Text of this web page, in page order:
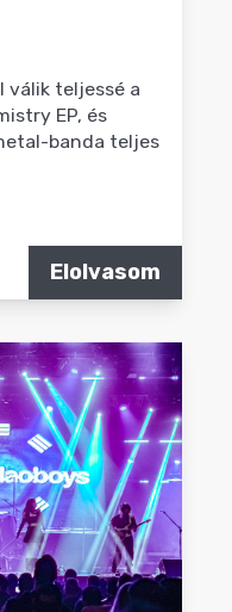
válik teljessé a
EP, és
banda teljes
Elolvasom